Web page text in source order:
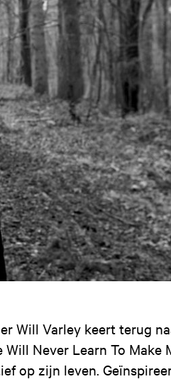
Will Varley keert terug
Will Never Learn To Make
op zijn leven.